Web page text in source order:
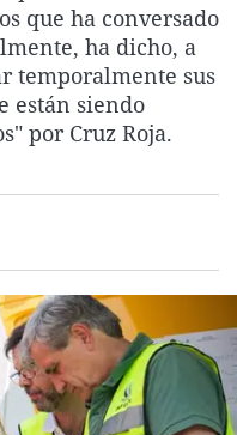
La rosa de los vientos
Gente viajera
Como el perro y el
Caso
Retornados
Equipo de
Operación Viuda
Extremadura
Galicia
La Rioja
Navarra
Virales
Televisión
Elecciones
que ha conversado
ha dicho, a
temporalmente sus
están siendo
por Cruz Roja.